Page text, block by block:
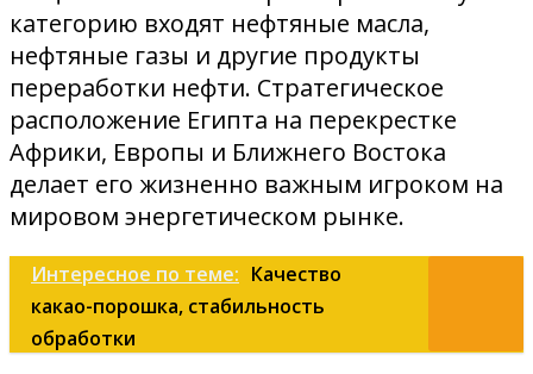
категорию входят нефтяные масла,
нефтяные газы и другие продукты
переработки нефти. Стратегическое
расположение Египта на перекрестке
Африки, Европы и Ближнего Востока
делает его жизненно важным игроком на
мировом энергетическом рынке.
Интересное по теме: Качество
какао-порошка, стабильность
обработки